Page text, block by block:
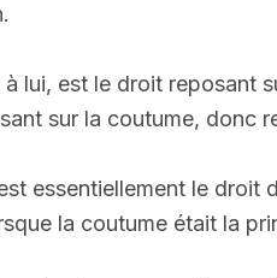
lui, est le droit reposant
sur la coutume, donc
essentiellement le droit
la coutume était la